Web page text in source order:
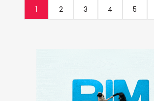
1 2 3 4 5